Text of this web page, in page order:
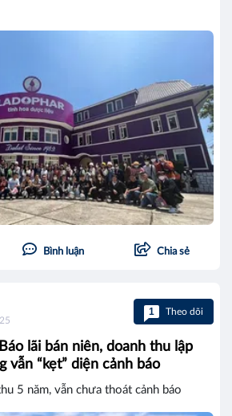
Bình luận Chia sẻ
1 Theo dõi
lãi bán niên, doanh thu lập
vẫn “kẹt” diện cảnh báo
5 năm, vẫn chưa thoát cảnh báo